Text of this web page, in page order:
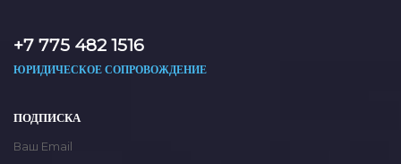
+7 775 482 1516
ЮРИДИЧЕСКОЕ СОПРОВОЖДЕНИЕ
ПОДПИСКА